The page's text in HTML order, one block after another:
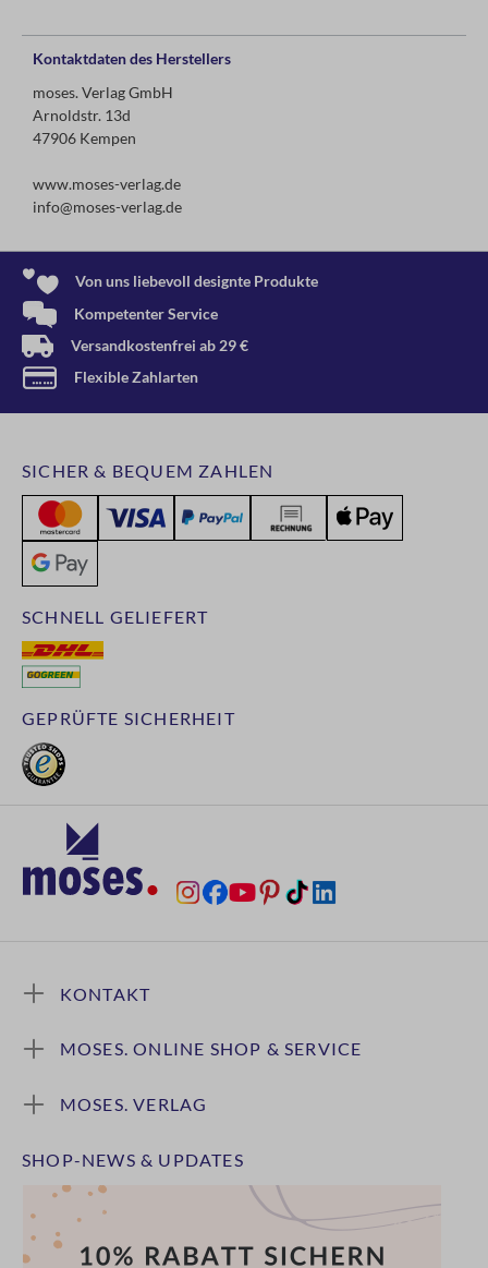
Kontaktdaten des Herstellers
moses. Verlag GmbH
Arnoldstr. 13d
47906 Kempen
www.moses-verlag.de
info@moses-verlag.de
Von uns liebevoll designte Produkte
Kompetenter Service
Versandkostenfrei ab 29 €
Flexible Zahlarten
GEPRÜFTE SICHERHEIT
SCHNELL GELIEFERT
SICHER & BEQUEM ZAHLEN
KONTAKT
MOSES. ONLINE SHOP & SERVICE
MOSES. VERLAG
SHOP-NEWS & UPDATES